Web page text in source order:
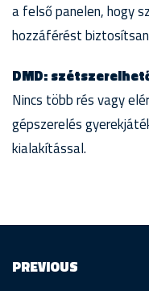
a felső panelen, hogy
hozzáférést
DMD:
Nincs több rés vagy
gépszerelés
kialakítással.
PREVIOUS